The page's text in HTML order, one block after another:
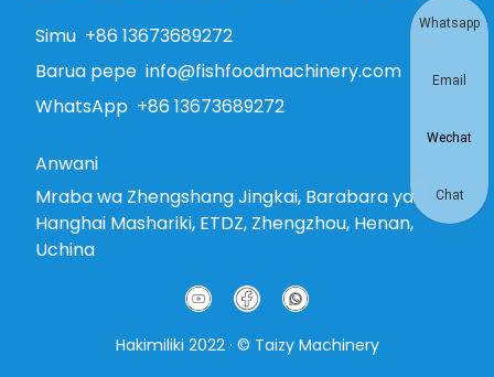
Simu +86 13673689272
Barua pepe info@fishfoodmachinery.com
WhatsApp +86 13673689272
Anwani
Mraba wa Zhengshang Jingkai, Barabara ya
Hanghai Mashariki, ETDZ, Zhengzhou, Henan,
Uchina
Hakimiliki 2022 · © Taizy Machinery
Whatsapp
Email
Wechat
Chat